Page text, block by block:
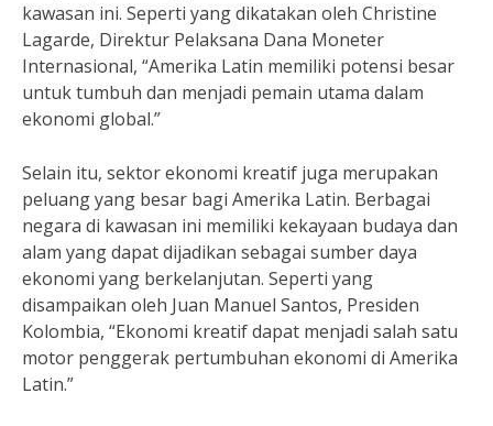
kawasan ini. Seperti yang dikatakan oleh Christine
Lagarde, Direktur Pelaksana Dana Moneter
Internasional, “Amerika Latin memiliki potensi besar
untuk tumbuh dan menjadi pemain utama dalam
ekonomi global.”
Selain itu, sektor ekonomi kreatif juga merupakan
peluang yang besar bagi Amerika Latin. Berbagai
negara di kawasan ini memiliki kekayaan budaya dan
alam yang dapat dijadikan sebagai sumber daya
ekonomi yang berkelanjutan. Seperti yang
disampaikan oleh Juan Manuel Santos, Presiden
Kolombia, “Ekonomi kreatif dapat menjadi salah satu
motor penggerak pertumbuhan ekonomi di Amerika
Latin.”